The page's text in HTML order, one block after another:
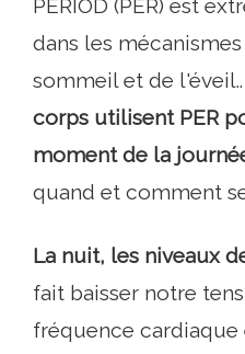
PERIOD (PER) est
dans les
sommeil et de l'éveil..
corps utilisent PER
moment de la
quand et comment
La nuit, les niveaux
fait baisser notre
fréquence